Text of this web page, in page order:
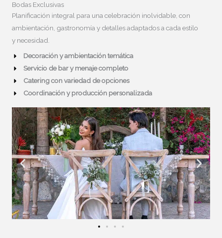
Bodas Exclusivas
Planificación integral para una celebración inolvidable, con
ambientación, gastronomía y detalles adaptados a cada estilo
y necesidad.
Decoración y ambientación temática
Servicio de bar y menaje completo
Catering con variedad de opciones
Coordinación y producción personalizada